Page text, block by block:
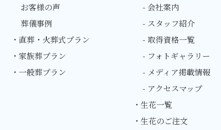
お客様の声
葬儀事例
・直葬・火葬式プラン
・家族葬プラン
・一般葬プラン
- 会社案内
- スタッフ紹介
- 取得資格一覧
- フォトギャラリー
- メディア掲載情報
- アクセスマップ
・生花一覧
・生花のご注文